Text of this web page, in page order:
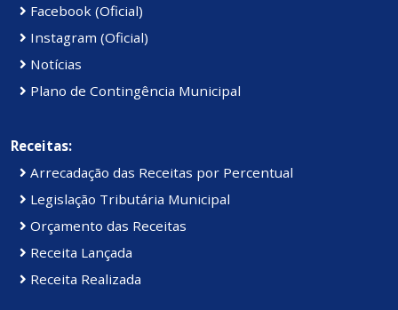
Facebook (Oficial)
Instagram (Oficial)
Notícias
Plano de Contingência Municipal
Receitas:
Arrecadação das Receitas por Percentual
Legislação Tributária Municipal
Orçamento das Receitas
Receita Lançada
Receita Realizada